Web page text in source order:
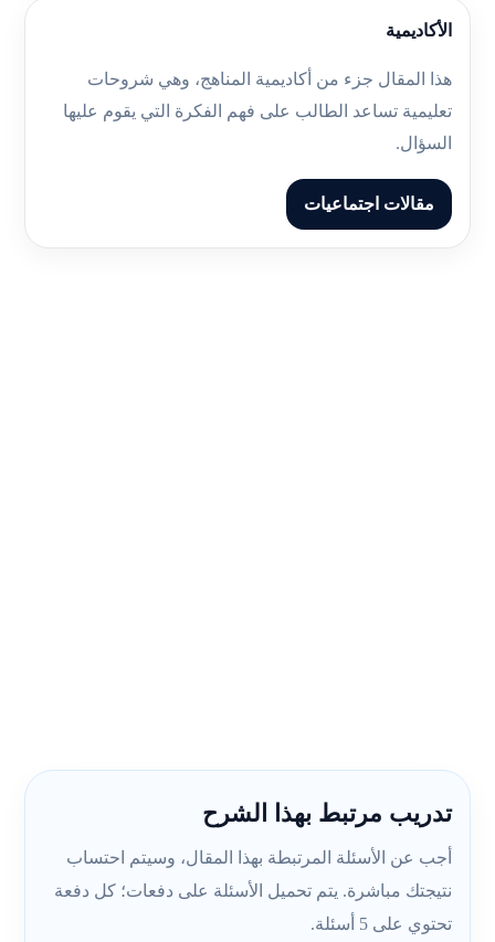
الأكاديمية
هذا المقال جزء من أكاديمية المناهج، وهي شروحات
تعليمية تساعد الطالب على فهم الفكرة التي يقوم عليها
السؤال.
مقالات اجتماعيات
تدريب مرتبط بهذا الشرح
أجب عن الأسئلة المرتبطة بهذا المقال، وسيتم احتساب
نتيجتك مباشرة. يتم تحميل الأسئلة على دفعات؛ كل دفعة
تحتوي على 5 أسئلة.